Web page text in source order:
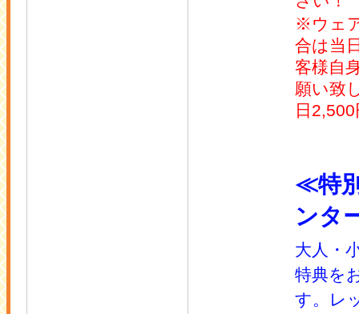
※ウェ
合は当
客様自
願い致
日
≪特
ンタ
大人・
特典を
す。レ